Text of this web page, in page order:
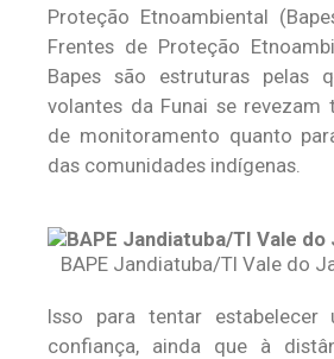
Proteção Etnoambiental
Frentes de Proteção
Bapes são estruturas pelas
volantes da Funai se revezam
de monitoramento quanto
das comunidades indígenas.
BAPE Jandiatuba/TI Vale do
Isso para tentar estabelecer
confiança, ainda que à